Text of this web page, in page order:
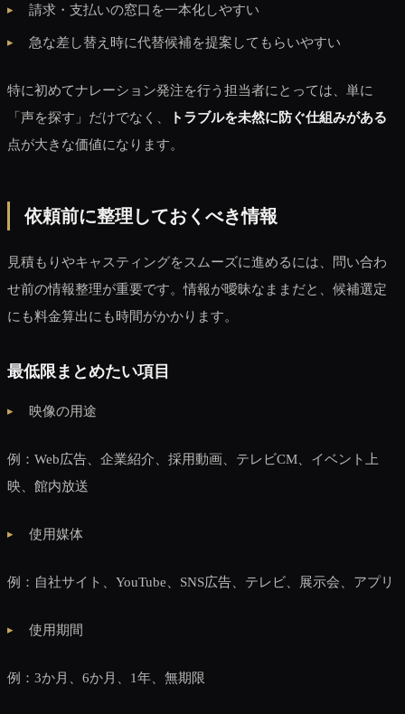
請求・支払いの窓口を一本化しやすい
急な差し替え時に代替候補を提案してもらいやすい
特に初めてナレーション発注を行う担当者にとっては、単に
「声を探す」だけでなく、
トラブルを未然に防ぐ仕組みがある
点が大きな価値になります。
依頼前に整理しておくべき情報
見積もりやキャスティングをスムーズに進めるには、問い合わ
せ前の情報整理が重要です。情報が曖昧なままだと、候補選定
にも料金算出にも時間がかかります。
最低限まとめたい項目
映像の用途
例：Web広告、企業紹介、採用動画、テレビCM、イベント上
映、館内放送
使用媒体
例：自社サイト、YouTube、SNS広告、テレビ、展示会、アプリ
使用期間
例：3か月、6か月、1年、無期限